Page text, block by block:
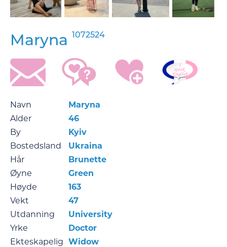
Maryna 1072524
Navn
Maryna
Alder
46
By
Kyiv
Bostedsland
Ukraina
Hår
Brunette
Øyne
Green
Høyde
163
Vekt
47
Utdanning
University
Yrke
Doctor
Ekteskapelig Widow